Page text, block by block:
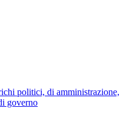
politici, di amministrazione,
governo